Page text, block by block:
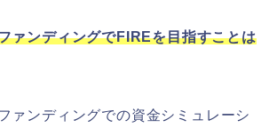
ァンディングでFIREを目指すことは
ァンディングでの資金シミュレーシ